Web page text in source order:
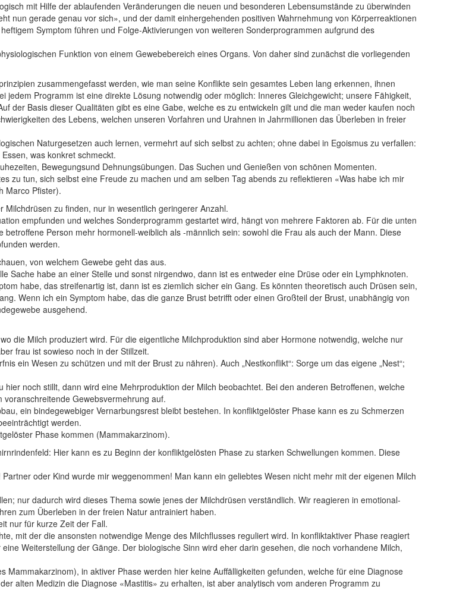
mit Hilfe der ablaufenden Veränderungen die neuen und besonderen Lebensumstände zu überwinden
nun gerade genau vor sich», und der damit einhergehenden positiven Wahrnehmung von Körperreaktionen
Symptom führen und Folge-Aktivierungen von weiteren Sonderprogrammen aufgrund des
Funktion von einem Gewebebereich eines Organs. Von daher sind zunächst die vorliegenden
zusammengefasst werden, wie man seine Konflikte sein gesamtes Leben lang erkennen, ihnen
Programm ist eine direkte Lösung notwendig oder möglich: Inneres Gleichgewicht; unsere Fähigkeit,
der Basis dieser Qualitäten gibt es eine Gabe, welche es zu entwickeln gilt und die man weder kaufen noch
des Lebens, welchen unseren Vorfahren und Urahnen in Jahrmillionen das Überleben in freier
Naturgesetzen auch lernen, vermehrt auf sich selbst zu achten; ohne dabei in Egoismus zu verfallen:
was konkret schmeckt.
Bewegungsund Dehnungsübungen. Das Suchen und Genießen von schönen Momenten.
zu tun, sich selbst eine Freude zu machen und am selben Tag abends zu reflektieren «Was habe ich mir
Marco Pfister).
zu finden, nur in wesentlich geringerer Anzahl.
empfunden und welches Sonderprogramm gestartet wird, hängt von mehrere Faktoren ab. Für die unten
Person mehr hormonell-weiblich als -männlich sein: sowohl die Frau als auch der Mann. Diese
werden.
von welchem Gewebe geht das aus.
Sache habe an einer Stelle und sonst nirgendwo, dann ist es entweder eine Drüse oder ein Lymphknoten.
habe, das streifenartig ist, dann ist es ziemlich sicher ein Gang. Es könnten theoretisch auch Drüsen sein,
Wenn ich ein Symptom habe, das die ganze Brust betrifft oder einen Großteil der Brust, unabhängig von
ausgehend.
die Milch produziert wird. Für die eigentliche Milchproduktion sind aber Hormone notwendig, welche nur
frau ist sowieso noch in der Stillzeit.
ein Wesen zu schützen und mit der Brust zu nähren). Auch „Nestkonflikt“: Sorge um das eigene „Nest“;
noch stillt, dann wird eine Mehrproduktion der Milch beobachtet. Bei den anderen Betroffenen, welche
Gewebsvermehrung auf.
ein bindegewebiger Vernarbungsrest bleibt bestehen. In konfliktgelöster Phase kann es zu Schmerzen
werden.
Phase kommen (Mammakarzinom).
Hier kann es zu Beginn der konfliktgelösten Phase zu starken Schwellungen kommen. Diese
oder Kind wurde mir weggenommen! Man kann ein geliebtes Wesen nicht mehr mit der eigenen Milch
nur dadurch wird dieses Thema sowie jenes der Milchdrüsen verständlich. Wir reagieren in emotional-
zum Überleben in der freien Natur antrainiert haben.
nur für kurze Zeit der Fall.
mit der die ansonsten notwendige Menge des Milchflusses reguliert wird. In konfliktaktiver Phase reagiert
Weiterstellung der Gänge. Der biologische Sinn wird eher darin gesehen, die noch vorhandene Milch,
in aktiver Phase werden hier keine Auffälligkeiten gefunden, welche für eine Diagnose
alten Medizin die Diagnose «Mastitis» zu erhalten, ist aber analytisch vom anderen Programm zu